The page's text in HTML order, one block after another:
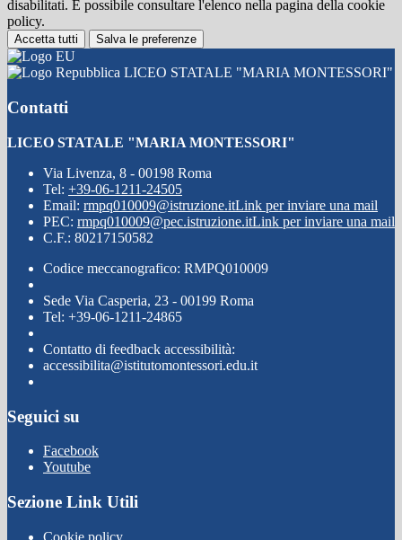
disabilitati. È possibile consultare l'elenco nella pagina della cookie
policy.
Accetta tutti Salva le preferenze
LICEO STATALE "MARIA MONTESSORI"
Contatti
LICEO STATALE "MARIA MONTESSORI"
Via Livenza, 8 - 00198 Roma
Tel: +39-06-1211-24505
Email: rmpq010009@istruzione.itLink per inviare una mail
PEC: rmpq010009@pec.istruzione.itLink per inviare una mail
C.F.: 80217150582
Codice meccanografico: RMPQ010009
Sede Via Casperia, 23 - 00199 Roma
Tel: +39-06-1211-24865
Contatto di feedback accessibilità:
accessibilita@istitutomontessori.edu.it
Seguici su
Facebook
Youtube
Sezione Link Utili
Cookie policy